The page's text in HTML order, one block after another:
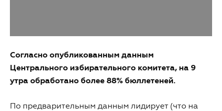
Согласно опубликованным данным
Центрального избирательного комитета, на 9
утра обработано более 88% бюллетеней.
По предварительным данным лидирует (что на